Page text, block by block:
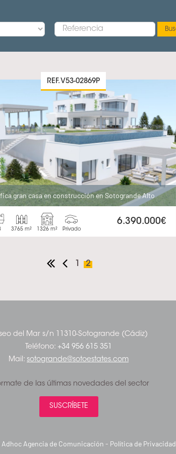
REF. V53-02869P
gran casa en construcción en Sotogrande Alto
3765 m² 1326 m² Privado
6.390.000€
2
del Mar s/n 11310-Sotogrande (Cádiz)
Teléfono: +34 956 615 351
Mail: sotogrande@sotoestates.com
de las últimas novedades del sector
SUSCRÍBETE
Adhoc Agencia de Comunicación - Política de Privacidad